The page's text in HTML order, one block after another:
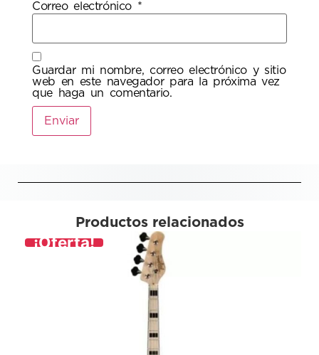
Correo electrónico *
Guardar mi nombre, correo electrónico y sitio
web en este navegador para la próxima vez
que haga un comentario.
Productos relacionados
¡Oferta!